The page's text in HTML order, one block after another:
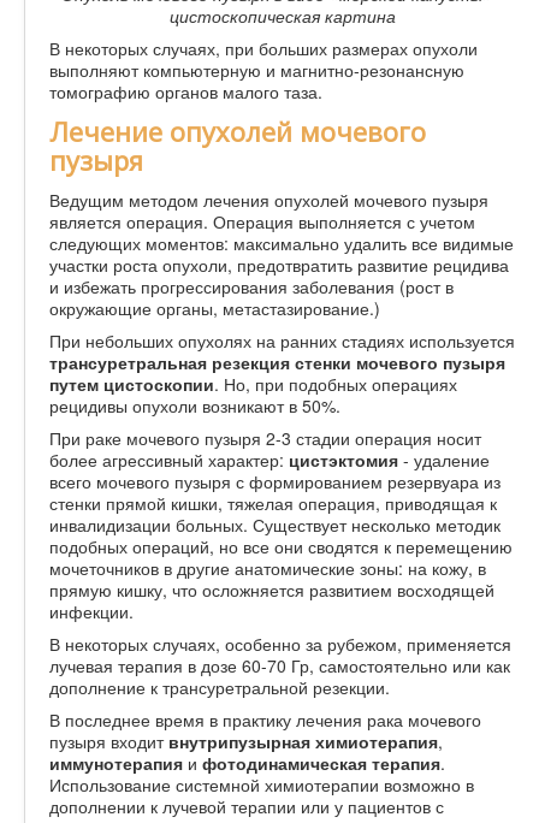
цистоскопическая картина
В некоторых случаях, при больших размерах опухоли
выполняют компьютерную и магнитно-резонансную
томографию органов малого таза.
Лечение опухолей мочевого
пузыря
Ведущим методом лечения опухолей мочевого пузыря
является операция. Операция выполняется с учетом
следующих моментов: максимально удалить все видимые
участки роста опухоли, предотвратить развитие рецидива
и избежать прогрессирования заболевания (рост в
окружающие органы, метастазирование.)
При небольших опухолях на ранних стадиях используется
трансуретральная резекция стенки мочевого пузыря
путем цистоскопии. Но, при подобных операциях
рецидивы опухоли возникают в 50%.
При раке мочевого пузыря 2-3 стадии операция носит
более агрессивный характер: цистэктомия - удаление
всего мочевого пузыря с формированием резервуара из
стенки прямой кишки, тяжелая операция, приводящая к
инвалидизации больных. Существует несколько методик
подобных операций, но все они сводятся к перемещению
мочеточников в другие анатомические зоны: на кожу, в
прямую кишку, что осложняется развитием восходящей
инфекции.
В некоторых случаях, особенно за рубежом, применяется
лучевая терапия в дозе 60-70 Гр, самостоятельно или как
дополнение к трансуретральной резекции.
В последнее время в практику лечения рака мочевого
пузыря входит внутрипузырная химиотерапия,
иммунотерапия и фотодинамическая терапия.
Использование системной химиотерапии возможно в
дополнении к лучевой терапии или у пациентов с